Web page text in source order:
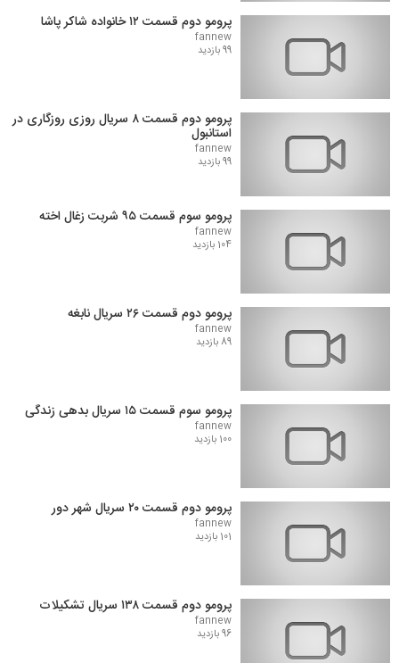
پرومو دوم قسمت ۱۲ خانواده شاکر پاشا
fannew
99 بازدید
پرومو دوم قسمت ۸ سریال روزی روزگاری در
استانبول
fannew
99 بازدید
پرومو سوم قسمت ۹۵ شربت زغال اخته
fannew
104 بازدید
پرومو دوم قسمت ۲۶ سریال نابغه
fannew
89 بازدید
پرومو سوم قسمت ۱۵ سریال بدهی زندگی
fannew
100 بازدید
پرومو دوم قسمت ۲۰ سریال شهر دور
fannew
101 بازدید
پرومو دوم قسمت ۱۳۸ سریال تشکیلات
fannew
96 بازدید